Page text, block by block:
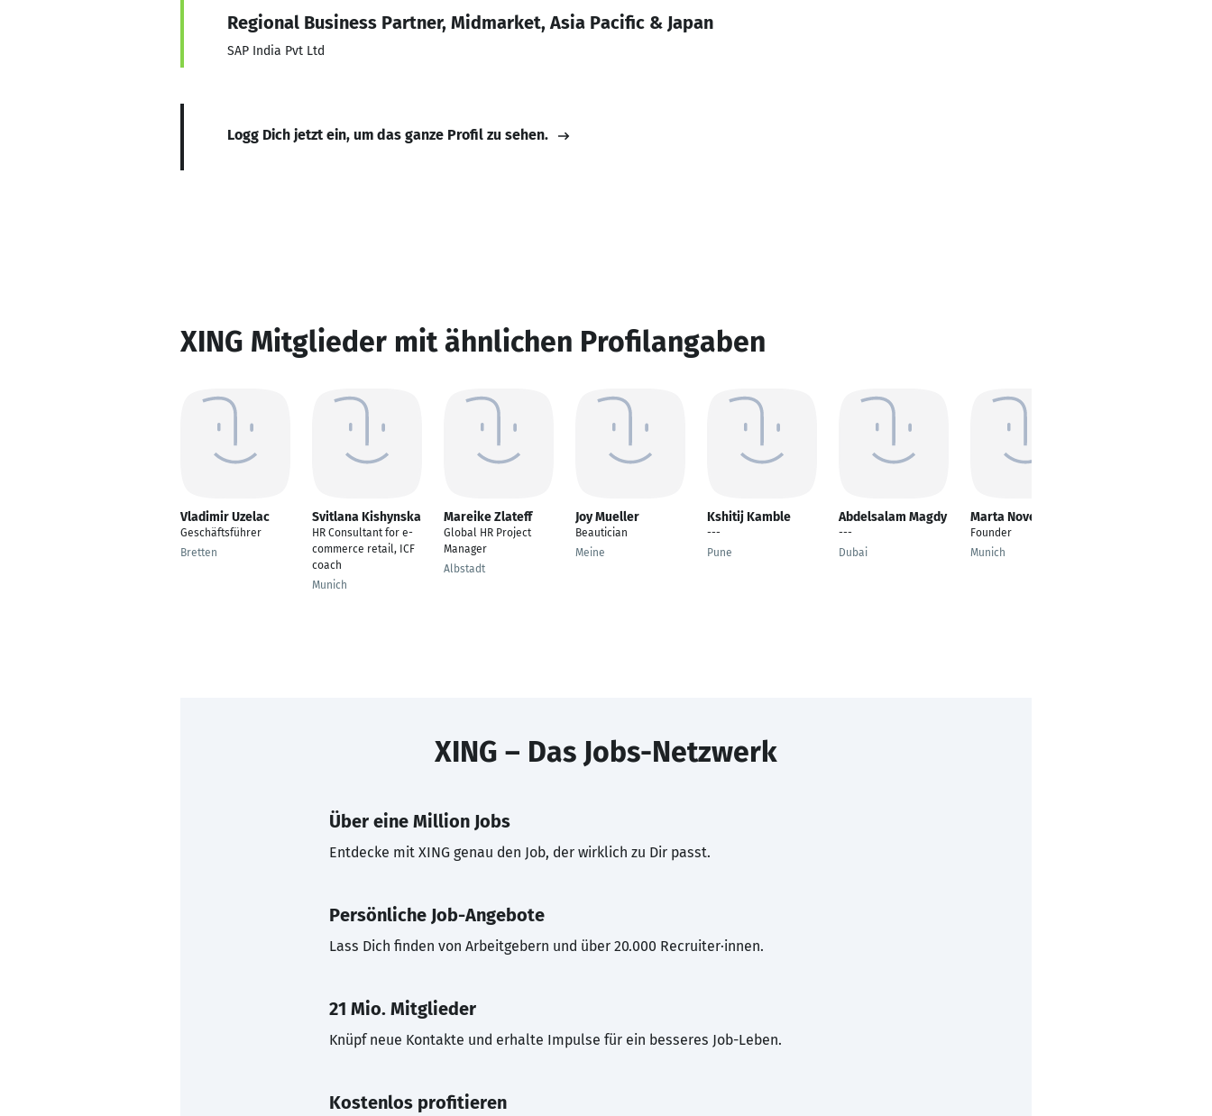
Regional Business Partner, Midmarket, Asia Pacific & Japan
SAP India Pvt Ltd
Logg Dich jetzt ein, um das ganze Profil zu sehen.
XING Mitglieder mit ähnlichen Profilangaben
Vladimir Uzelac
Geschäftsführer
Bretten
Svitlana Kishynska
HR Consultant for e-
commerce retail, ICF
coach
Munich
Mareike Zlateff
Global HR Project
Manager
Albstadt
Joy Mueller
Beautician
Meine
Kshitij Kamble
---
Pune
Abdelsalam Magdy
---
Dubai
Marta Novella
Founder
Munich
XING – Das Jobs-Netzwerk
Über eine Million Jobs
Entdecke mit XING genau den Job, der wirklich zu Dir passt.
Persönliche Job-Angebote
Lass Dich finden von Arbeitgebern und über 20.000 Recruiter·innen.
21 Mio. Mitglieder
Knüpf neue Kontakte und erhalte Impulse für ein besseres Job-Leben.
Kostenlos profitieren